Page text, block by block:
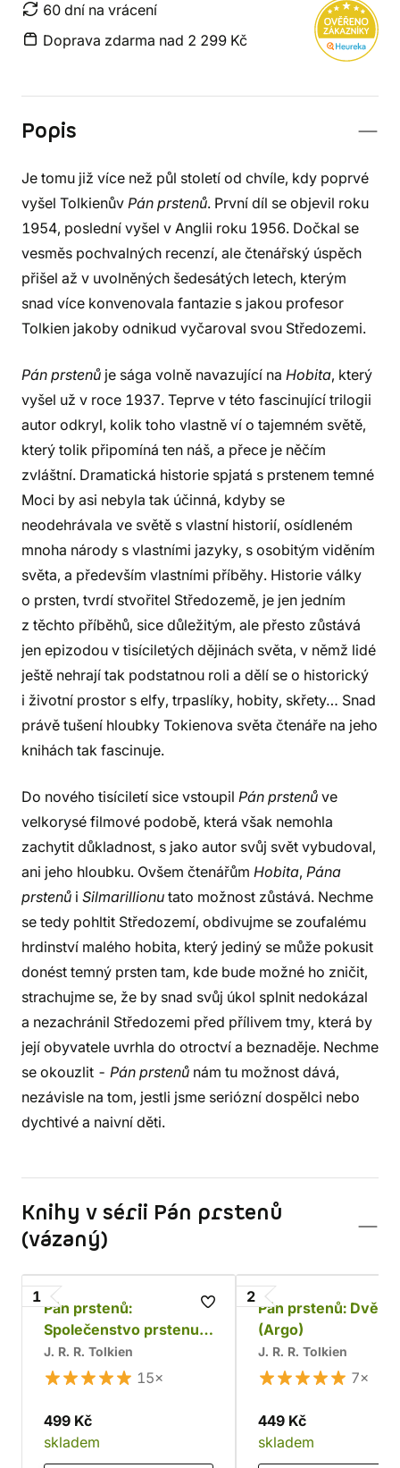
60 dní na vrácení
Doprava zdarma nad 2 299 Kč
Popis
Je tomu již více než půl století od chvíle, kdy poprvé
vyšel Tolkienův Pán prstenů. První díl se objevil roku
1954, poslední vyšel v Anglii roku 1956. Dočkal se
vesměs pochvalných recenzí, ale čtenářský úspěch
přišel až v uvolněných šedesátých letech, kterým
snad více konvenovala fantazie s jakou profesor
Tolkien jakoby odnikud vyčaroval svou Středozemi.
Pán prstenů je sága volně navazující na Hobita, který
vyšel už v roce 1937. Teprve v této fascinující trilogii
autor odkryl, kolik toho vlastně ví o tajemném světě,
který tolik připomíná ten náš, a přece je něčím
zvláštní. Dramatická historie spjatá s prstenem temné
Moci by asi nebyla tak účinná, kdyby se
neodehrávala ve světě s vlastní historií, osídleném
mnoha národy s vlastními jazyky, s osobitým viděním
světa, a především vlastními příběhy. Historie války
o prsten, tvrdí stvořitel Středozemě, je jen jedním
z těchto příběhů, sice důležitým, ale přesto zůstává
jen epizodou v tisíciletých dějinách světa, v němž lidé
ještě nehrají tak podstatnou roli a dělí se o historický
i životní prostor s elfy, trpaslíky, hobity, skřety… Snad
právě tušení hloubky Tokienova světa čtenáře na jeho
knihách tak fascinuje.
Do nového tisíciletí sice vstoupil Pán prstenů ve
velkorysé filmové podobě, která však nemohla
zachytit důkladnost, s jako autor svůj svět vybudoval,
ani jeho hloubku. Ovšem čtenářům Hobita, Pána
prstenů i Silmarillionu tato možnost zůstává. Nechme
se tedy pohltit Středozemí, obdivujme se zoufalému
hrdinství malého hobita, který jediný se může pokusit
donést temný prsten tam, kde bude možné ho zničit,
strachujme se, že by snad svůj úkol splnit nedokázal
a nezachránil Středozemi před přílivem tmy, která by
její obyvatele uvrhla do otroctví a beznaděje. Nechme
se okouzlit - Pán prstenů nám tu možnost dává,
nezávisle na tom, jestli jsme seriózní dospělci nebo
dychtivé a naivní děti.
Knihy v sérii Pán prstenů
(vázaný)
1
Pán prstenů:
Společenstvo prstenu
(Argo)
J. R. R. Tolkien
15×
499 Kč
skladem
2
Pán prstenů: Dvě
(Argo)
J. R. R. Tolkien
7×
449 Kč
skladem